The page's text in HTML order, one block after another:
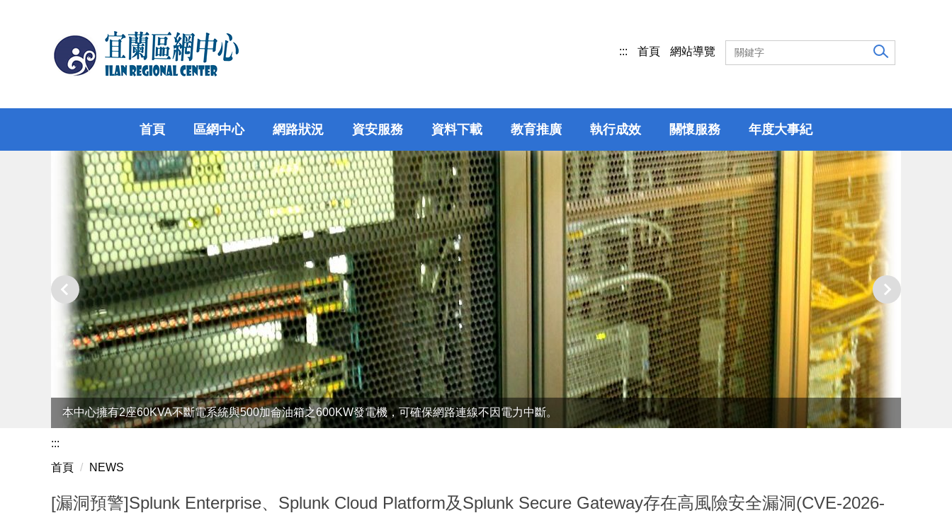
::: 首頁 網站導覽
首頁 區網中心 網路狀況 資安服務 資料下載 教育推廣 執行成效 關懷服務 年度大事紀
本中心擁有2座60KVA不斷電系統與500加侖油箱之600KW發電機，可確保網路連線不因電力中斷。
網路語音交換平台讓各連線單位間自行建置符合SIP標準之網路電話系統或視訊應用等可以互通。
:::
首頁
NEWS
[漏洞預警]Splunk Enterprise、Splunk Cloud Platform及Splunk Secure Gateway存在高風險安全漏洞(CVE-2026-